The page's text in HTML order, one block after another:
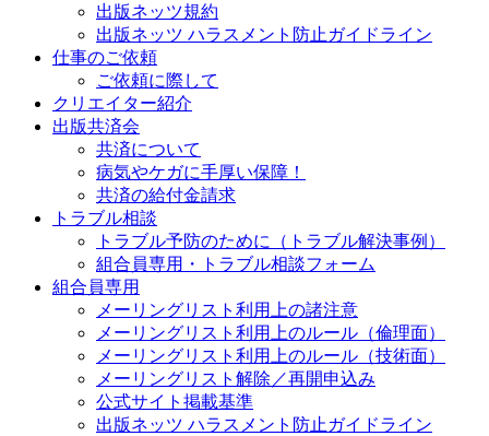
出版ネッツ規約
出版ネッツ ハラスメント防止ガイドライン
仕事のご依頼
ご依頼に際して
クリエイター紹介
出版共済会
共済について
病気やケガに手厚い保障！
共済の給付金請求
トラブル相談
トラブル予防のために（トラブル解決事例）
組合員専用・トラブル相談フォーム
組合員専用
メーリングリスト利用上の諸注意
メーリングリスト利用上のルール（倫理面）
メーリングリスト利用上のルール（技術面）
メーリングリスト解除／再開申込み
公式サイト掲載基準
出版ネッツ ハラスメント防止ガイドライン